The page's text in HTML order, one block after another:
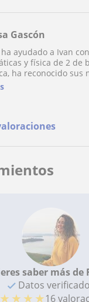
Gascón
ayudado a Ivan
y física de 2 de
ha reconocido sus
mucho. Y le ha
saber más de
Datos
★ ★ ★ ★16